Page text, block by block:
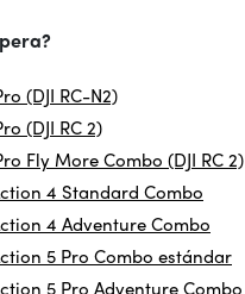
(DJI RC-N2)
(DJI RC 2)
Fly More Combo (DJI RC 2)
4 Standard Combo
4 Adventure Combo
5 Pro Combo estándar
5 Pro Adventure Combo